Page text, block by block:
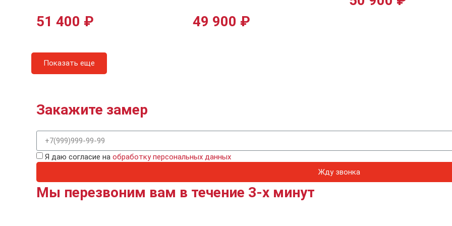
51 400 ₽
49 900 ₽
Показать еще
Закажите замер
Я даю согласие на обработку персональных данных
Жду звонка
Мы перезвоним вам в течение 3-х минут